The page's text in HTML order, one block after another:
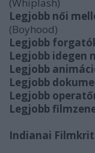
(Whiplash)
Legjobb női
(Boyhood)
Legjobb
Legjobb idegen
Legjobb
Legjobb
Legjobb
Legjobb
Indianai